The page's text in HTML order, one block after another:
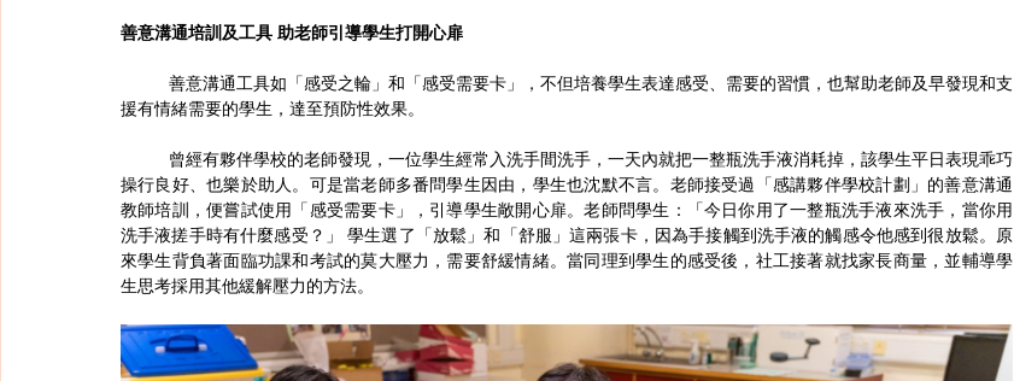
善意溝通培訓及工具 助老師引導學生打開心扉
援有情緒需要的學生，達至預防性效果。
曾經有夥伴學校的老師發現，一位學生經常入洗手間洗手，一天內就把一整瓶洗手液消耗掉，該學生平日表現乖巧
操行良好、也樂於助人。可是當老師多番問學生因由，學生也沈默不言。老師接受過「感講夥伴學校計劃」的善意溝通
教師培訓，便嘗試使用「感受需要卡」，引導學生敞開心扉。老師問學生：「今日你用了一整瓶洗手液來洗手，當你用
洗手液搓手時有什麼感受？」 學生選了「放鬆」和「舒服」這兩張卡，因為手接觸到洗手液的觸感令他感到很放鬆。原
來學生背負著面臨功課和考試的莫大壓力，需要舒緩情緒。當同理到學生的感受後，社工接著就找家長商量，並輔導學
生思考採用其他緩解壓力的方法。